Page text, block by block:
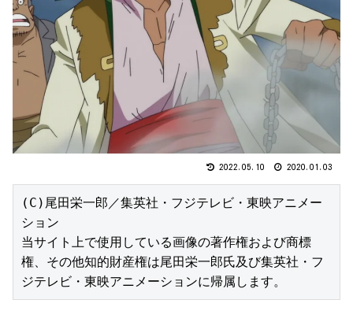
2022.05.10 2020.01.03
(C)尾田栄一郎／集英社・フジテレビ・東映アニメー
ション
当サイト上で使用している画像の著作権および商標
権、その他知的財産権は尾田栄一郎氏及び集英社・フ
ジテレビ・東映アニメーションに帰属します。